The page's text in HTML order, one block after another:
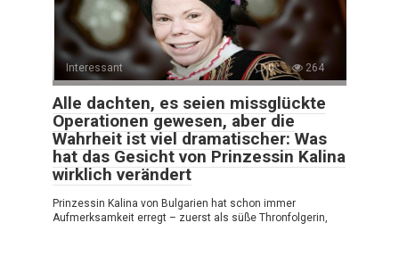
Interessant 0 264
Alle dachten, es seien missglückte
Operationen gewesen, aber die
Wahrheit ist viel dramatischer: Was
hat das Gesicht von Prinzessin Kalina
wirklich verändert
Prinzessin Kalina von Bulgarien hat schon immer
Aufmerksamkeit erregt – zuerst als süße Thronfolgerin,